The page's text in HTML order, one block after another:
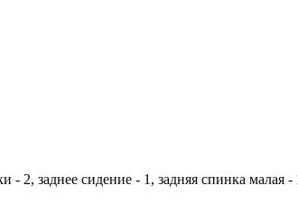
2, заднее сидение - 1, задняя спинка малая